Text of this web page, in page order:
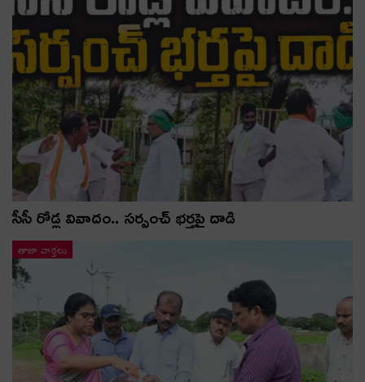
సీసీ రోడ్ల వివాదం.. స‌ర్పంచ్ భ‌ర్త‌పై దాడి
తాజా వార్తలు